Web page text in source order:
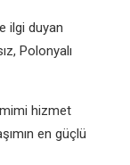
ilgi duyan
Polonyalı
hizmet
en güçlü